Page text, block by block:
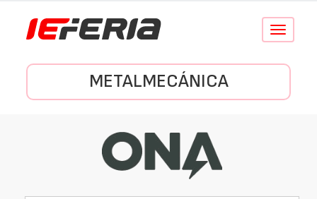
Conmutar
METALMECÁNICA